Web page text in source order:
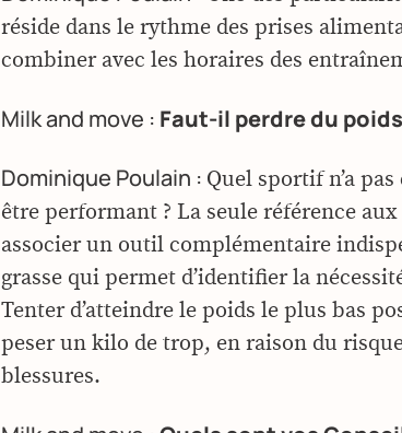
réside dans le rythme des prises
combiner avec les horaires des
Milk and move : Faut-il perdre du
Dominique Poulain : Quel sportif n’a
être performant ? La seule référence
associer un outil complémentaire
grasse qui permet d’identifier la
Tenter d’atteindre le poids le plus bas
peser un kilo de trop, en raison du
blessures.